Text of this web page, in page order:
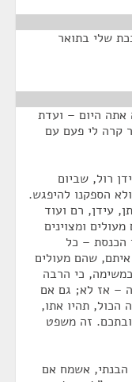
שלי בתואר
אתה היום – ועדת
קרה לי פעם עם
רול, שביום
הספקנו להיפגש.
עידן, רם ועוד
ומצוינים
הכנסת – כל
שהם מעולים
כי הרבה
– אז לא; גם אם
תהיו אתו,
זה משפט
הבנתי, אשמח אם